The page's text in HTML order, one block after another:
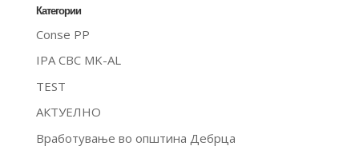
Категории
Conse PP
IPA CBC MK-AL
TEST
АКТУЕЛНО
Вработување во општина Дебрца